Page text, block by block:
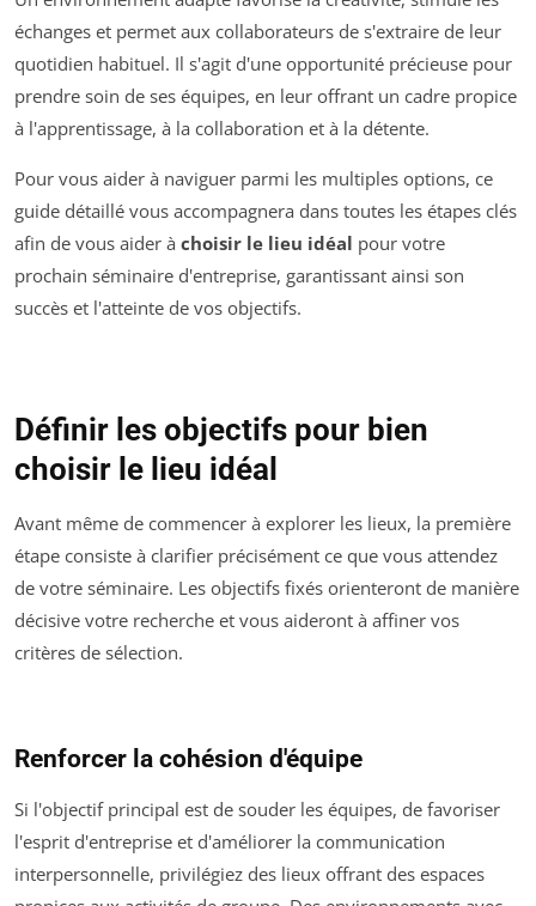
échanges et permet aux collaborateurs de s'extraire de leur
quotidien habituel. Il s'agit d'une opportunité précieuse pour
prendre soin de ses équipes, en leur offrant un cadre propice
à l'apprentissage, à la collaboration et à la détente.
Pour vous aider à naviguer parmi les multiples options, ce
guide détaillé vous accompagnera dans toutes les étapes clés
afin de vous aider à choisir le lieu idéal pour votre
prochain séminaire d'entreprise, garantissant ainsi son
succès et l'atteinte de vos objectifs.
Définir les objectifs pour bien
choisir le lieu idéal
Avant même de commencer à explorer les lieux, la première
étape consiste à clarifier précisément ce que vous attendez
de votre séminaire. Les objectifs fixés orienteront de manière
décisive votre recherche et vous aideront à affiner vos
critères de sélection.
Renforcer la cohésion d'équipe
Si l'objectif principal est de souder les équipes, de favoriser
l'esprit d'entreprise et d'améliorer la communication
interpersonnelle, privilégiez des lieux offrant des espaces